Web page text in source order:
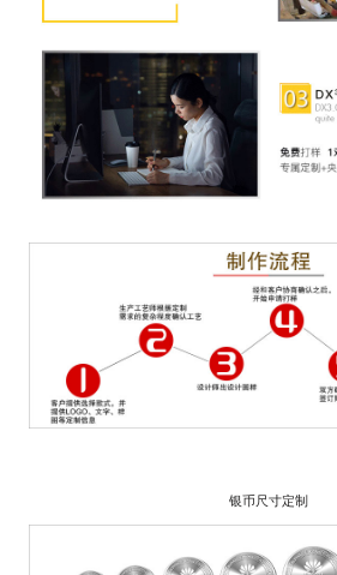
银币尺寸定制